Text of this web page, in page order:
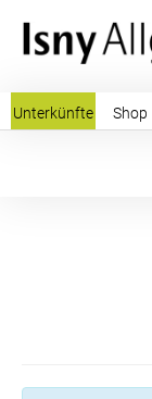
Unterkünfte Shop